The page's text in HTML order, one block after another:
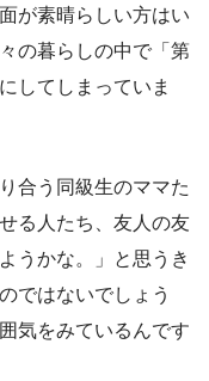
が素晴らしい方はい
の暮らしの中で「第
してしまっていま
合う同級生のママた
る人たち、友人の友
うかな。」と思うき
ではないでしょう
気をみているんです